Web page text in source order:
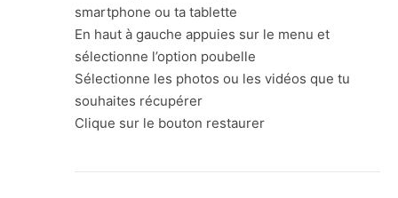
smartphone ou ta tablette
En haut à gauche appuies sur le menu et
sélectionne l’option poubelle
Sélectionne les photos ou les vidéos que tu
souhaites récupérer
Clique sur le bouton restaurer